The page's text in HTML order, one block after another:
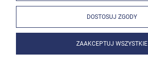
DOSTOSUJ ZGODY
ZAAKCEPTUJ WSZYSTKIE